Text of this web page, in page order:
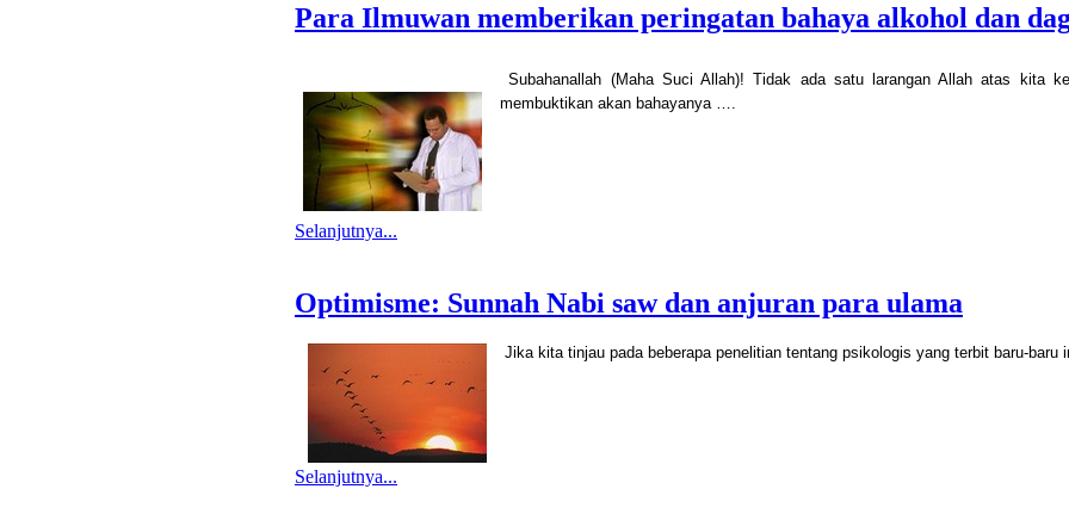
Para Ilmuwan memberikan peringatan bahaya alkohol dan
Subahanallah (Maha Suci Allah)! Tidak ada satu larangan Allah atas kita
membuktikan akan bahayanya ….
Selanjutnya...
Optimisme: Sunnah Nabi saw dan anjuran para ulama
Jika kita tinjau pada beberapa penelitian tentang psikologis yang terbit baru-baru
Selanjutnya...